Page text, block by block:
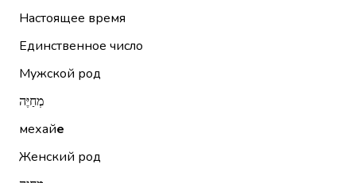
Настоящее время
Единственное число
Мужской род
מְחַיֶּה
мехайе
Женский род